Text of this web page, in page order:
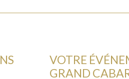
VOTRE
GRAND